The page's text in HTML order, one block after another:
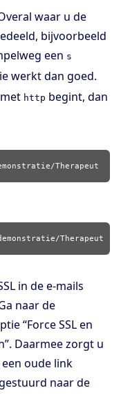
waar u de
bijvoorbeeld
een s
werkt dan goed.
http begint, dan
Therapeut
Therapeut
in de e-mails
naar de
“Force SSL en
Daarmee zorgt u
oude link
naar de